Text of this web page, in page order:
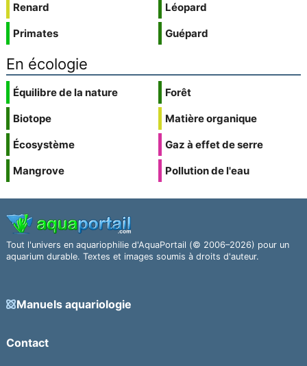
Renard
Primates
Léopard
Guépard
En écologie
Équilibre de la nature
Biotope
Écosystème
Mangrove
Forêt
Matière organique
Gaz à effet de serre
Pollution de l'eau
Tout l'univers en aquariophilie d'AquaPortail (© 2006–2026) pour un
aquarium durable. Textes et images soumis à droits d'auteur.
Manuels aquariologie
Contact